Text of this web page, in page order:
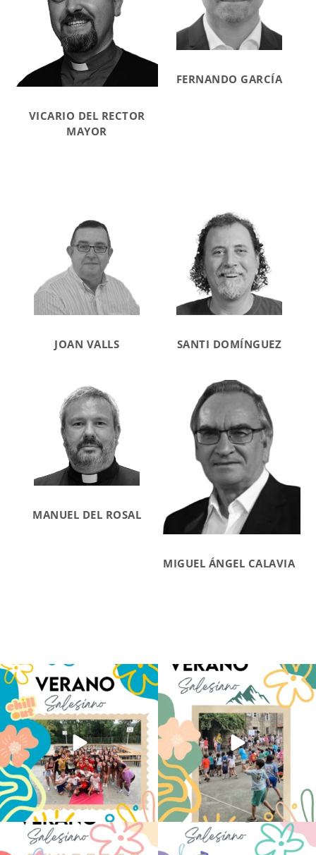
VICARIO DEL RECTOR
MAYOR
FERNANDO GARCÍA
JOAN VALLS SANTI DOMÍNGUEZ
MANUEL DEL ROSAL
MIGUEL ÁNGEL CALAVIA
Los alumnos de 6º de Primaria, 1º y 2º
de la ESO...
145 2
La diversión y la alegría también se han
sentido...
95 0
No hay verano sin que sea Salesiano ❤️
💫 en Luz 4
...
viviendo la alegría en el campamento
...